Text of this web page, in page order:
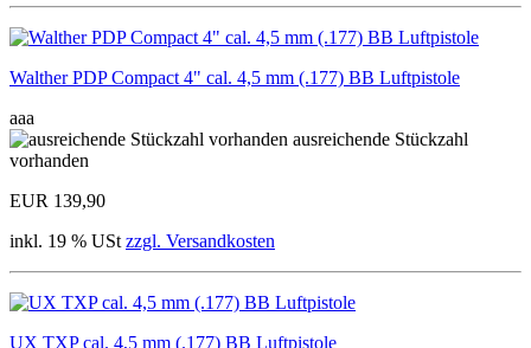
Walther PDP Compact 4" cal. 4,5 mm (.177) BB Luftpistole
aaa
ausreichende Stückzahl
vorhanden
EUR 139,90
inkl. 19 % USt zzgl. Versandkosten
UX TXP cal. 4,5 mm (.177) BB Luftpistole